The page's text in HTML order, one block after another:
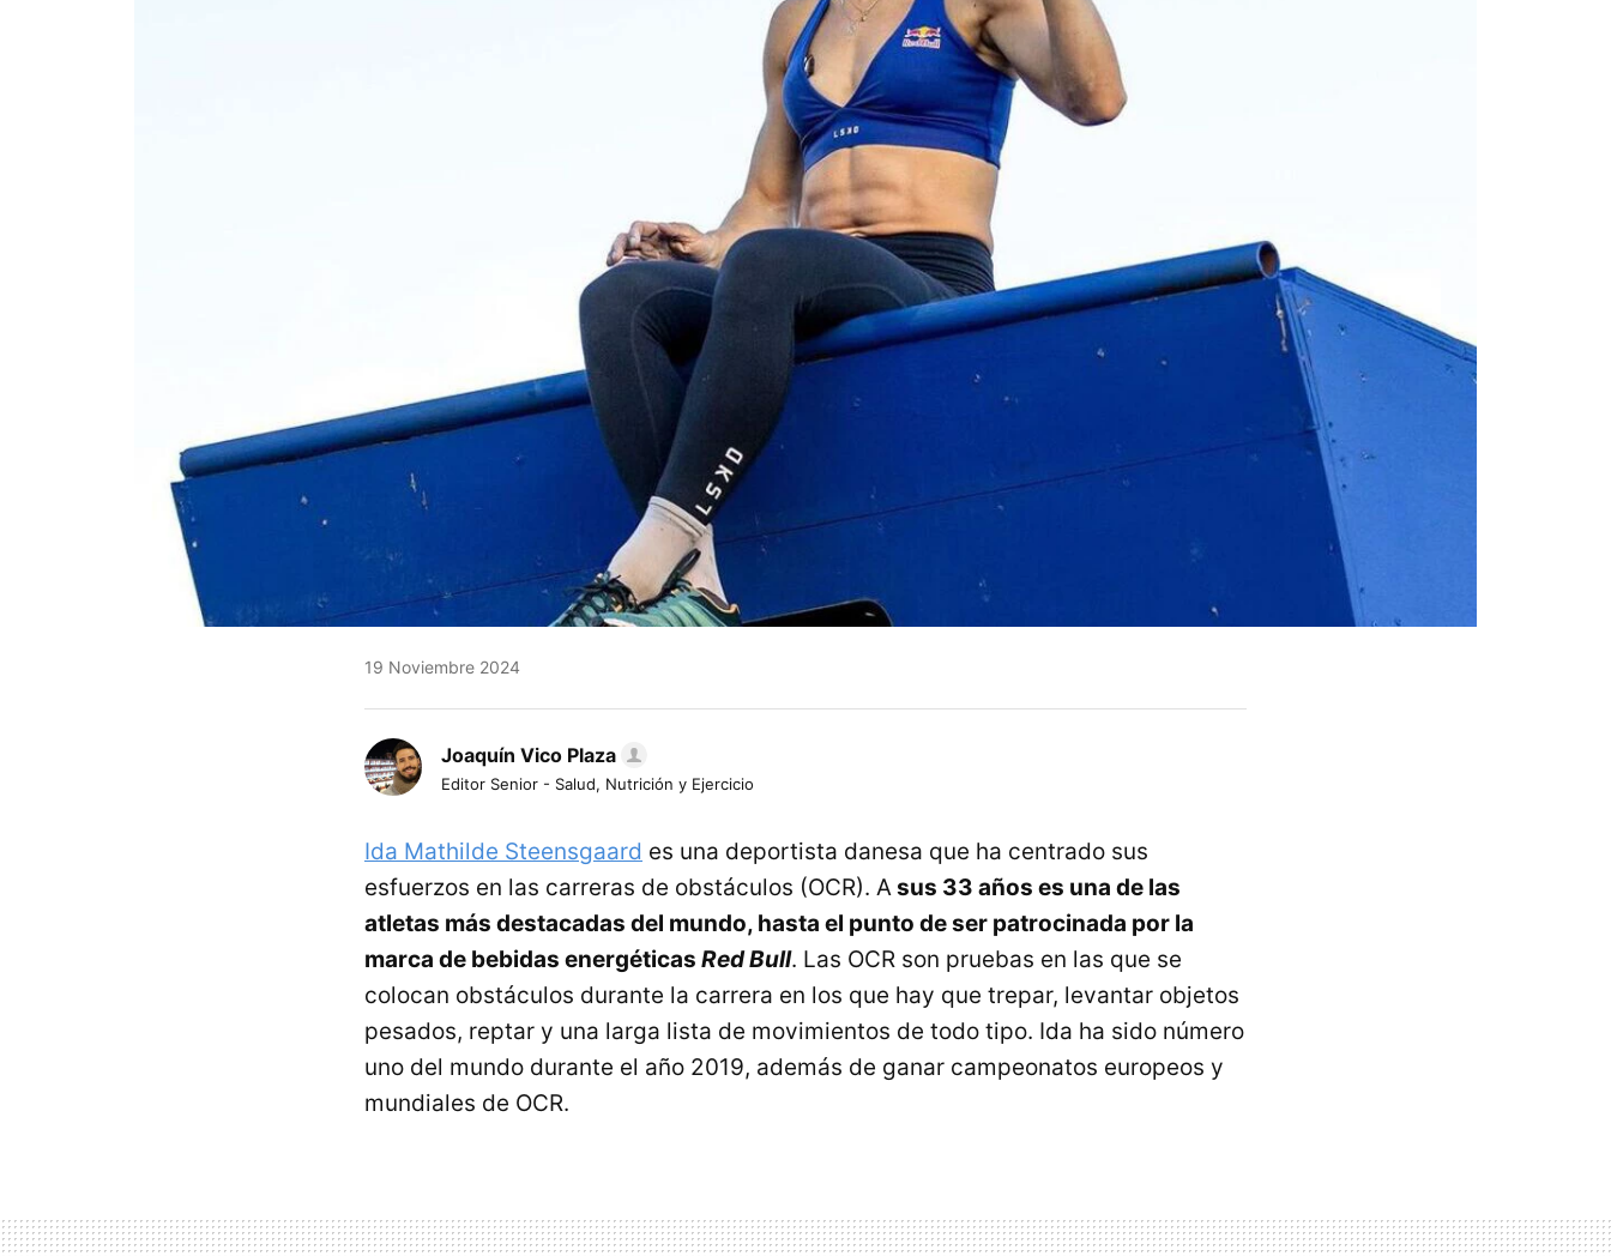
19 Noviembre 2024
Joaquín Vico Plaza
Editor Senior - Salud, Nutrición y Ejercicio
Ida Mathilde Steensgaard es una deportista danesa que ha centrado sus
esfuerzos en las carreras de obstáculos (OCR). Asus 33 años es una de las
atletas más destacadas del mundo, hasta el punto de ser patrocinada por la
marca de bebidas energéticas Red Bull. Las OCR son pruebas en las que se
colocan obstáculos durante la carrera en los que hay que trepar, levantar objetos
pesados, reptar y una larga lista de movimientos de todo tipo. Ida ha sido número
uno del mundo durante el año 2019, además de ganar campeonatos europeos y
mundiales de OCR.